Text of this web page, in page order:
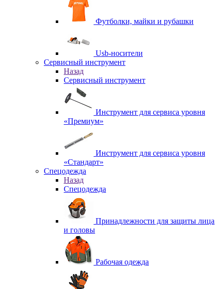
Футболки, майки и рубашки
Usb-носители
Сервисный инструмент
Назад
Сервисный инструмент
Инструмент для сервиса уровня
«Премиум»
Инструмент для сервиса уровня
«Стандарт»
Спецодежда
Назад
Спецодежда
Принадлежности для защиты лица
и головы
Рабочая одежда